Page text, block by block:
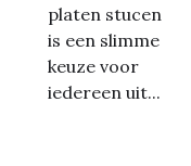
platen stucen
is een slimme
keuze voor
iedereen uit...